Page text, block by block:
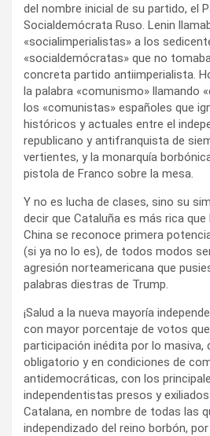
del nombre inicial de su partido, el
Socialdemócrata Ruso. Lenin
«socialimperialistas» a los
«socialdemócratas» que no
concreta partido antiimperialista.
la palabra «comunismo» llamando
los «comunistas» españoles que
históricos y actuales entre el
republicano y antifranquista de
vertientes, y la monarquía
pistola de Franco sobre la mesa.
Y no es lucha de clases, sino su
decir que Cataluña es más rica que
China se reconoce primera
(si ya no lo es), de todos modos
agresión norteamericana que
palabras diestras de Trump.
¡Salud a la nueva mayoría
con mayor porcentaje de votos
participación inédita por lo masiva,
obligatorio y en condiciones de
antidemocráticas, con los
independentistas presos y
Catalana, en nombre de todas las
independizado del reino borbón,